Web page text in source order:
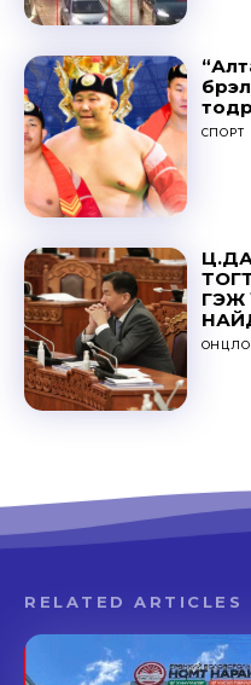
СПОРТ
ГЭЖ
RELATED ARTICLES